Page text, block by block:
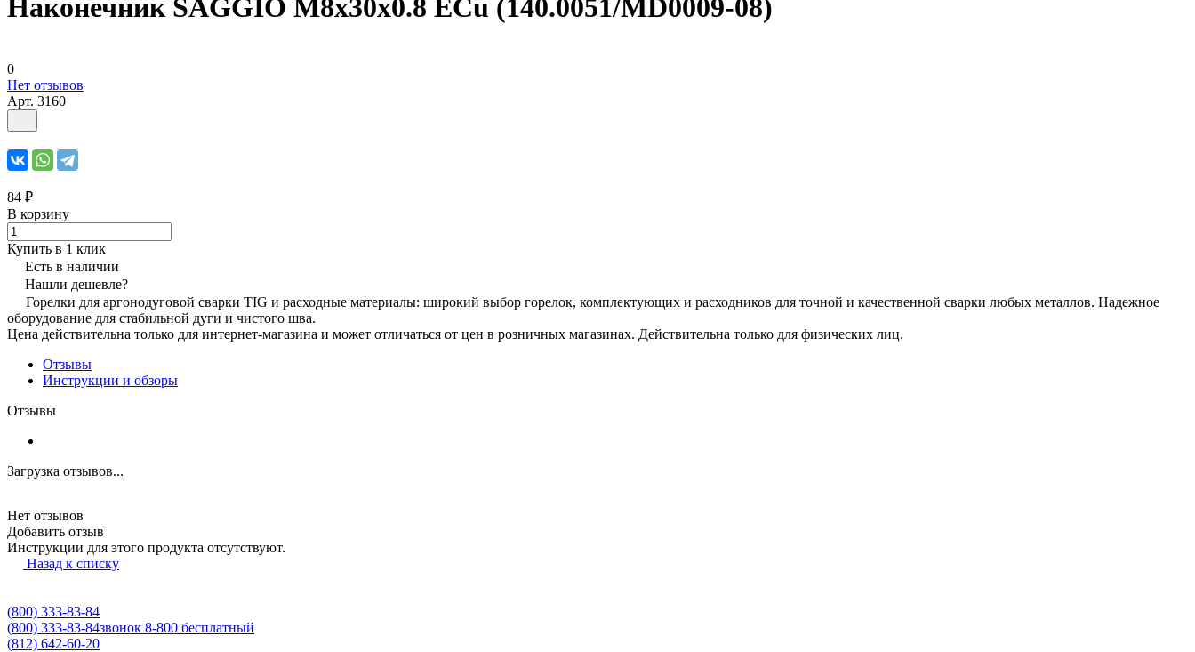
Наконечник SAGGIO M8х30х0.8 ECu (140.0051/MD0009-08)
0
Нет отзывов
Арт. 3160
84 ₽
В корзину
Купить в 1 клик
Есть в наличии
Нашли дешевле?
Горелки для аргонодуговой сварки TIG и расходные материалы: широкий выбор горелок, комплектующих и расходников для точной и качественной сварки любых металлов. Надежное
оборудование для стабильной дуги и чистого шва.
Цена действительна только для интернет-магазина и может отличаться от цен в розничных магазинах. Действительна только для физических лиц.
Отзывы
Инструкции и обзоры
Отзывы
Загрузка отзывов...
Нет отзывов
Добавить отзыв
Инструкции для этого продукта отсутствуют.
Назад к списку
(800) 333-83-84
(800) 333-83-84звонок 8-800 бесплатный
(812) 642-60-20